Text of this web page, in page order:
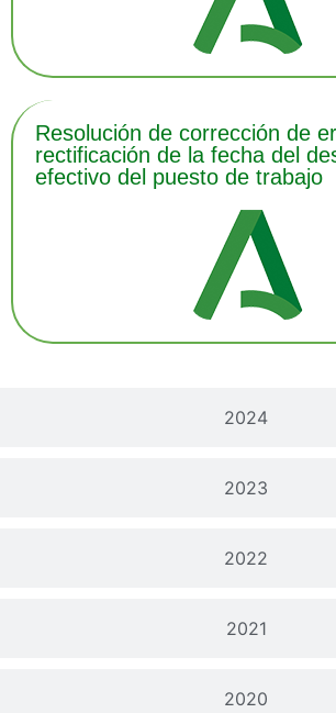
2024
2023
2022
2021
2020
Resolución de corrección de
rectificación de la fecha del
efectivo del puesto de trabajo